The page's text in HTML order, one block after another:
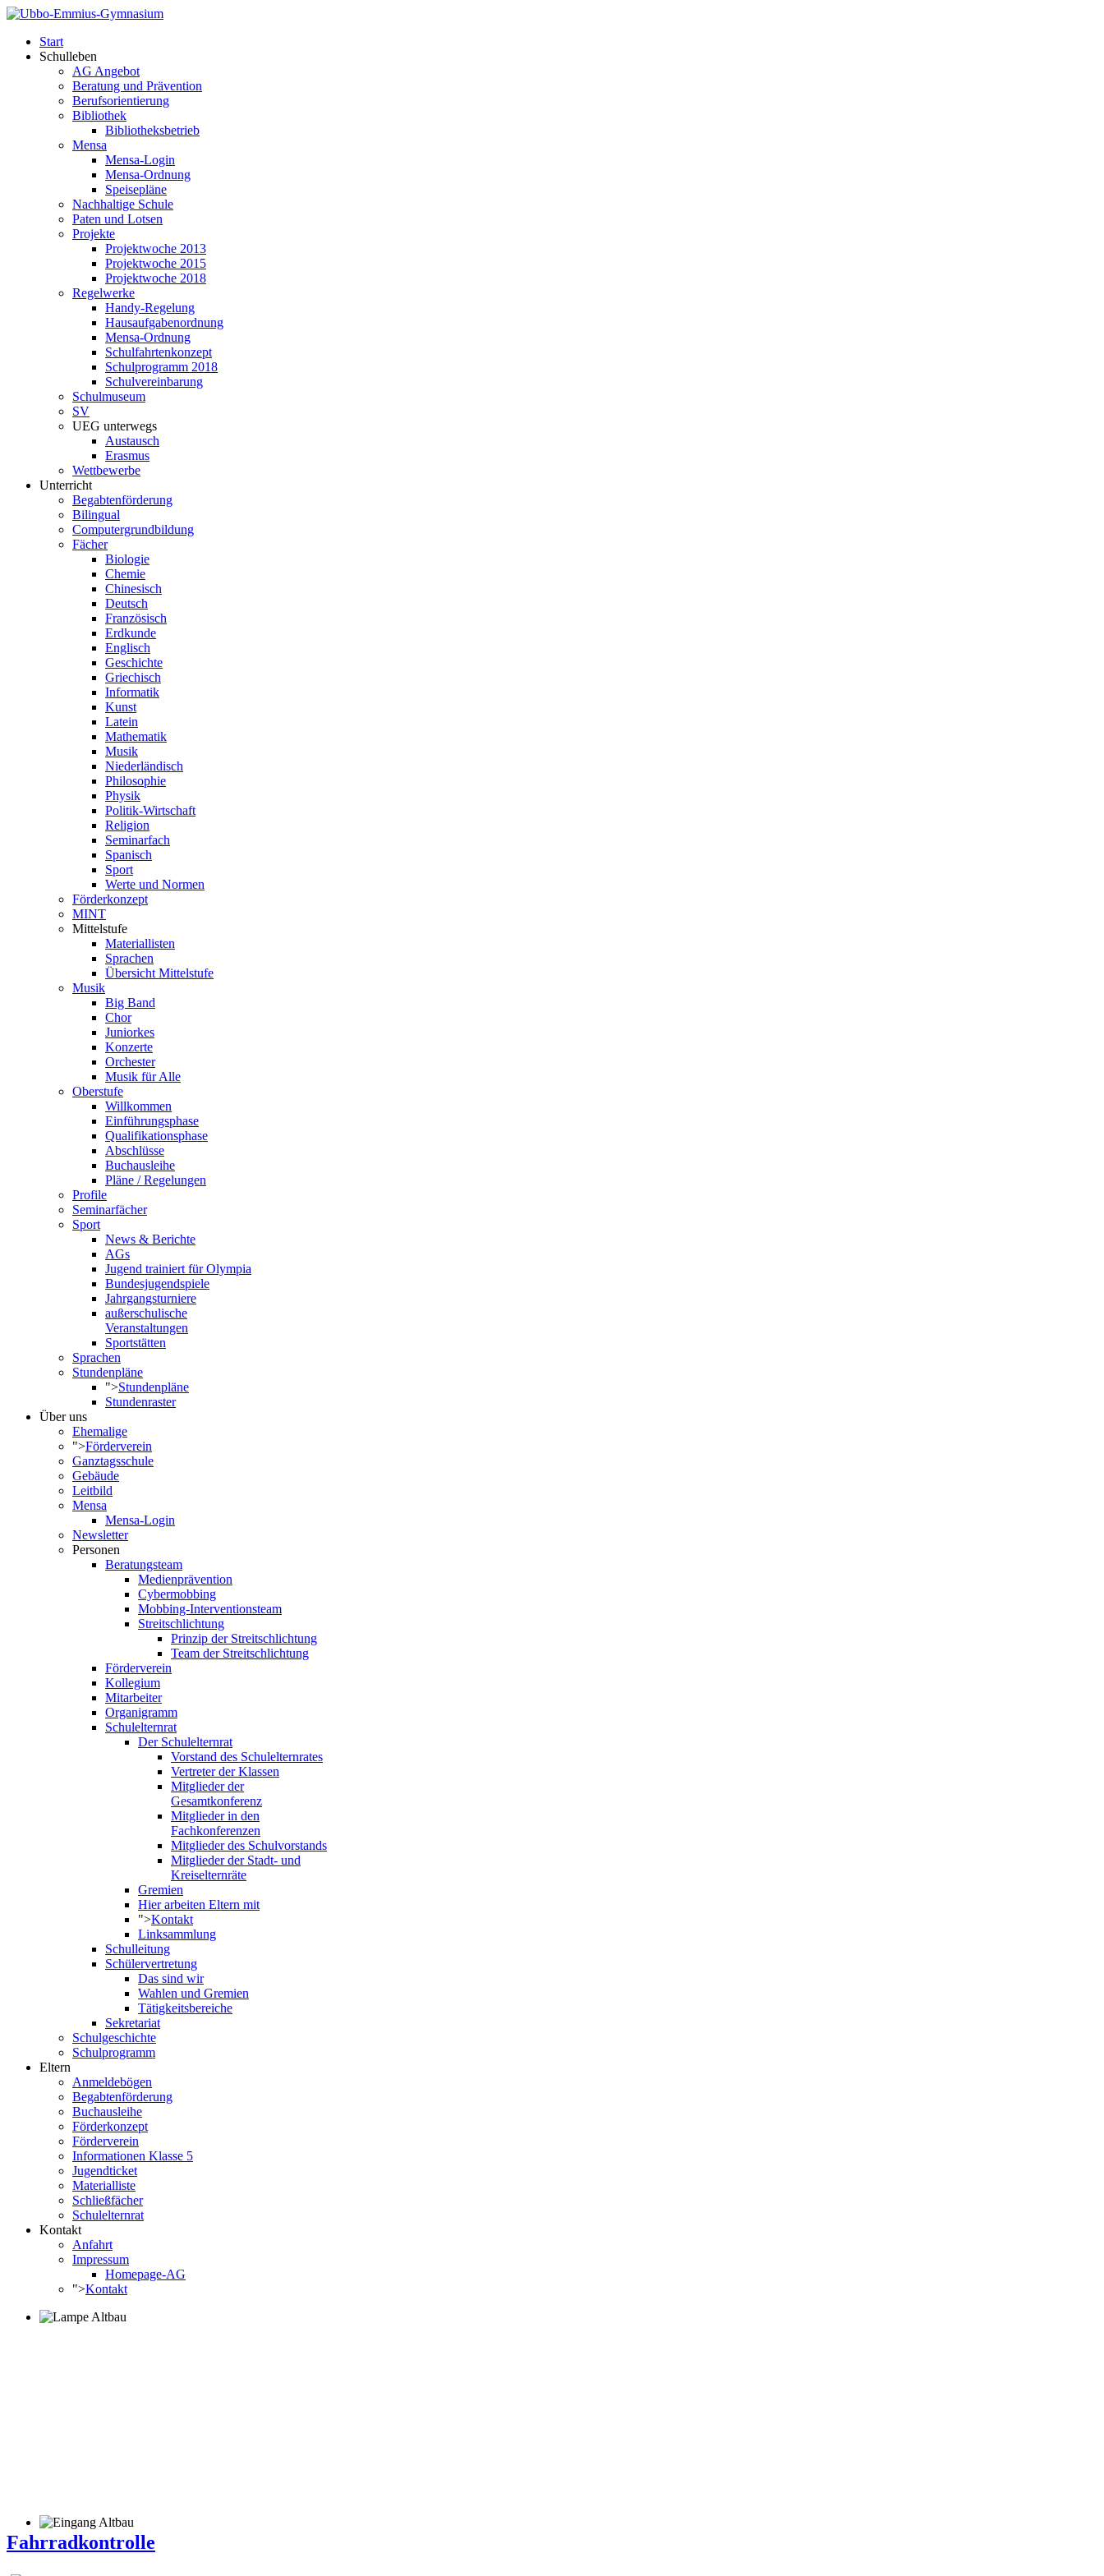
Start
Schulleben
AG Angebot
Beratung und Prävention
Berufsorientierung
Bibliothek
Bibliotheksbetrieb
Mensa
Mensa-Login
Mensa-Ordnung
Speisepläne
Nachhaltige Schule
Paten und Lotsen
Projekte
Projektwoche 2013
Projektwoche 2015
Projektwoche 2018
Regelwerke
Handy-Regelung
Hausaufgabenordnung
Mensa-Ordnung
Schulfahrtenkonzept
Schulprogramm 2018
Schulvereinbarung
Schulmuseum
SV
UEG unterwegs
Austausch
Erasmus
Wettbewerbe
Unterricht
Begabtenförderung
Bilingual
Computergrundbildung
Fächer
Biologie
Chemie
Chinesisch
Deutsch
Französisch
Erdkunde
Englisch
Geschichte
Griechisch
Informatik
Kunst
Latein
Mathematik
Musik
Niederländisch
Philosophie
Physik
Politik-Wirtschaft
Religion
Seminarfach
Spanisch
Sport
Werte und Normen
Förderkonzept
MINT
Mittelstufe
Materiallisten
Sprachen
Übersicht Mittelstufe
Musik
Big Band
Chor
Juniorkes
Konzerte
Orchester
Musik für Alle
Oberstufe
Willkommen
Einführungsphase
Qualifikationsphase
Abschlüsse
Buchausleihe
Pläne / Regelungen
Profile
Seminarfächer
Sport
News & Berichte
AGs
Jugend trainiert für Olympia
Bundesjugendspiele
Jahrgangsturniere
außerschulische
Veranstaltungen
Sportstätten
Sprachen
Stundenpläne
">Stundenpläne
Stundenraster
Über uns
Ehemalige
">Förderverein
Ganztagsschule
Gebäude
Leitbild
Mensa
Mensa-Login
Newsletter
Personen
Beratungsteam
Medienprävention
Cybermobbing
Mobbing-Interventionsteam
Streitschlichtung
Prinzip der Streitschlichtung
Team der Streitschlichtung
Förderverein
Kollegium
Mitarbeiter
Organigramm
Schulelternrat
Der Schulelternrat
Vorstand des Schulelternrates
Vertreter der Klassen
Mitglieder der
Gesamtkonferenz
Mitglieder in den
Fachkonferenzen
Mitglieder des Schulvorstands
Mitglieder der Stadt- und
Kreiselternräte
Gremien
Hier arbeiten Eltern mit
">Kontakt
Linksammlung
Schulleitung
Schülervertretung
Das sind wir
Wahlen und Gremien
Tätigkeitsbereiche
Sekretariat
Schulgeschichte
Schulprogramm
Eltern
Anmeldebögen
Begabtenförderung
Buchausleihe
Förderkonzept
Förderverein
Informationen Klasse 5
Jugendticket
Materialliste
Schließfächer
Schulelternrat
Kontakt
Anfahrt
Impressum
Homepage-AG
">Kontakt
Fahrradkontrolle